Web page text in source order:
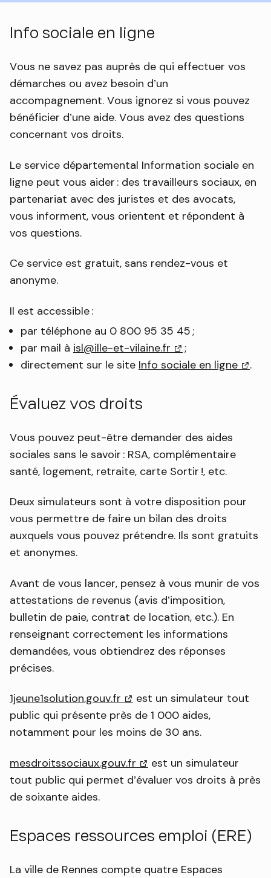
Info sociale en ligne
Vous ne savez pas auprès de qui effectuer vos
démarches ou avez besoin d’un
accompagnement. Vous ignorez si vous pouvez
bénéficier d’une aide. Vous avez des questions
concernant vos droits.
Le service départemental Information sociale en
ligne peut vous aider : des travailleurs sociaux, en
partenariat avec des juristes et des avocats,
vous informent, vous orientent et répondent à
vos questions.
Ce service est gratuit, sans rendez-vous et
anonyme.
Il est accessible :
par téléphone au 0 800 95 35 45 ;
par mail à isl@ille-et-vilaine.fr (lien externe)
;
directement sur le site Info sociale en ligne (lien
.
Évaluez vos droits
Vous pouvez peut-être demander des aides
sociales sans le savoir : RSA, complémentaire
santé, logement, retraite, carte Sortir !, etc.
Deux simulateurs sont à votre disposition pour
vous permettre de faire un bilan des droits
auxquels vous pouvez prétendre. Ils sont gratuits
et anonymes.
Avant de vous lancer, pensez à vous munir de vos
attestations de revenus (avis d’imposition,
bulletin de paie, contrat de location, etc.). En
renseignant correctement les informations
demandées, vous obtiendrez des réponses
précises.
1jeune1solution.gouv.fr (lien externe)
est un simulateur tout
public qui présente près de 1 000 aides,
notamment pour les moins de 30 ans.
mesdroitssociaux.gouv.fr (lien externe)
est un simulateur
tout public qui permet d’évaluer vos droits à près
de soixante aides.
Espaces ressources emploi (ERE)
La ville de Rennes compte quatre Espaces